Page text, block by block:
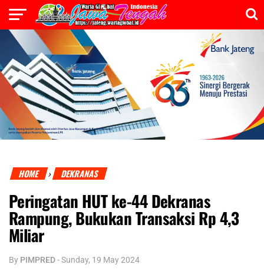
HOME › DEKRANAS
Peringatan HUT ke-44 Dekranas
Rampung, Bukukan Transaksi Rp 4,3
Miliar
By PIMPRED-Sunday, 19 May 2024